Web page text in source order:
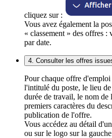
cliquez sur :
Vous avez également la
« classement » des offres
par date.
4. Consulter les offres
Pour chaque offre
l'intitulé du poste, le lieu
durée de travail, le nom de
premiers caractères du
publication de l'offre.
Vous accédez au détail
ou sur le logo sur la